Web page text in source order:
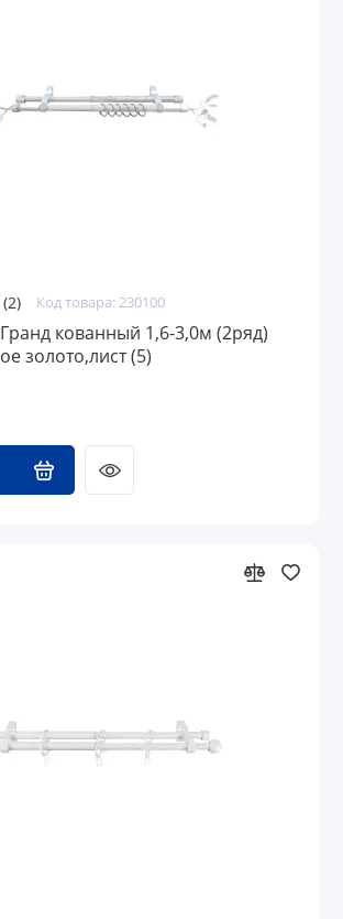
Код товара: 230100
кованный 1,6-3,0м (2ряд)
золото,лист (5)